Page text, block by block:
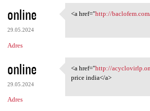
online
29.05.2024
Adres
<a href="http://
<a href="http://
online
29.05.2024
Adres
<a href="http://
<a href="http://
price india</a>